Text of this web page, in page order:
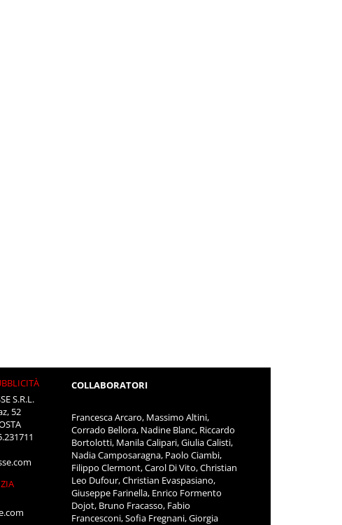
S.R.L.
52
COLLABORATORI
Francesca Arcaro, Massimo Altini,
Corrado Bellora, Nadine Blanc, Riccardo
Bortolotti, Manila Calipari, Giulia Calisti,
Nadia Camposaragna, Paolo Ciambi,
Filippo Clermont, Carol Di Vito, Christian
Leo Dufour, Christian Evaspasiano,
Giuseppe Farinella, Enrico Formento
Dojot, Bruno Fracasso, Fabio
Francesconi, Sofia Fregnani, Giorgia